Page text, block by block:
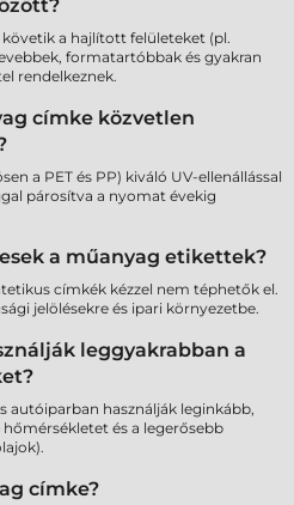
a hajlított felületeket (pl.
formatartóbbak és gyakran
rendelkeznek.
címke közvetlen
a PET és PP) kiváló UV-ellenállással
párosítva a nyomat évekig
a műanyag etikettek?
címkék kézzel nem téphetők el.
jelölésekre és ipari környezetbe.
leggyakrabban a
autóiparban használják leginkább,
és a legerősebb
címke?